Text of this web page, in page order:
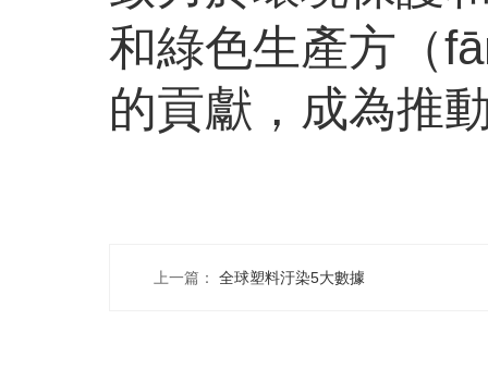
和綠色生產方（
的貢獻，成為推
上一篇： 全球塑料汙染5大數據